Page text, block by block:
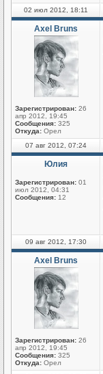
02 июл 2012, 18:11
Axel Bruns
Зарегистрирован: 26
апр 2012, 19:45
Сообщения: 325
Откуда: Орел
07 авг 2012, 07:24
Юлия
Зарегистрирован: 01
июл 2012, 04:31
Сообщения: 12
09 авг 2012, 17:30
Axel Bruns
Зарегистрирован: 26
апр 2012, 19:45
Сообщения: 325
Откуда: Орел